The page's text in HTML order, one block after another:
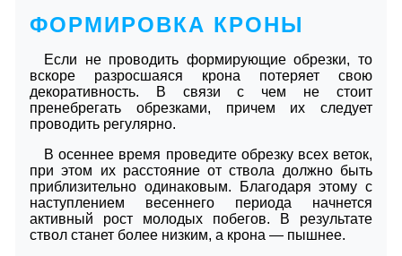
ФОРМИРОВКА КРОНЫ
Если не проводить формирующие обрезки, то
вскоре разросшаяся крона потеряет свою
декоративность. В связи с чем не стоит
пренебрегать обрезками, причем их следует
проводить регулярно.
В осеннее время проведите обрезку всех веток,
при этом их расстояние от ствола должно быть
приблизительно одинаковым. Благодаря этому с
наступлением весеннего периода начнется
активный рост молодых побегов. В результате
ствол станет более низким, а крона — пышнее.